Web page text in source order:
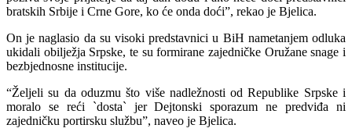
bratskih Srbije i Crne Gore, ko će onda doći”, rekao je Bjelica.
On je naglasio da su visoki predstavnici u BiH nametanjem odluka
ukidali obilježja Srpske, te su formirane zajedničke Oružane snage i
bezbjednosne institucije.
“Željeli su da oduzmu što više nadležnosti od Republike Srpske i
moralo se reći `dosta` jer Dejtonski sporazum ne predviđa ni
zajedničku portirsku službu”, naveo je Bjelica.